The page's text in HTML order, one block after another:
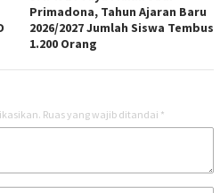
Primadona, Tahun Ajaran Baru
2026/2027 Jumlah Siswa Tembus
1.200 Orang
Ruas yang wajib ditandai *